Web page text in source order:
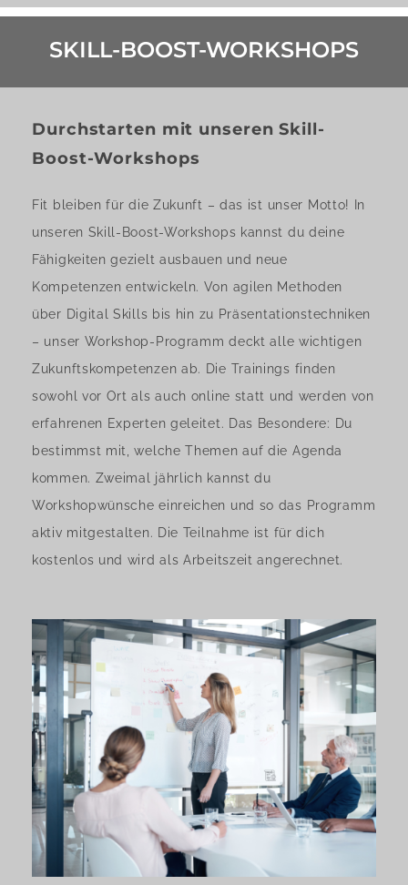
SKILL-BOOST-WORKSHOPS
Durchstarten mit unseren Skill-
Boost-Workshops
Fit bleiben für die Zukunft – das ist unser Motto! In
unseren Skill-Boost-Workshops kannst du deine
Fähigkeiten gezielt ausbauen und neue
Kompetenzen entwickeln. Von agilen Methoden
über Digital Skills bis hin zu Präsentationstechniken
– unser Workshop-Programm deckt alle wichtigen
Zukunftskompetenzen ab. Die Trainings finden
sowohl vor Ort als auch online statt und werden von
erfahrenen Experten geleitet. Das Besondere: Du
bestimmst mit, welche Themen auf die Agenda
kommen. Zweimal jährlich kannst du
Workshopwünsche einreichen und so das Programm
aktiv mitgestalten. Die Teilnahme ist für dich
kostenlos und wird als Arbeitszeit angerechnet.